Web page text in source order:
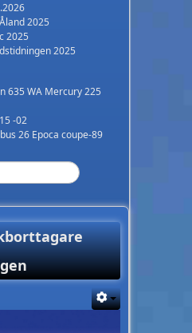
2025
2025
2025
635 WA Mercury 225
-02
26 Epoca coupe-89